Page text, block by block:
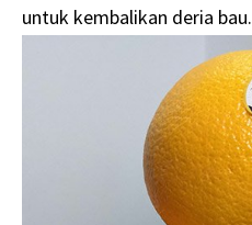
untuk kembalikan deria bau.